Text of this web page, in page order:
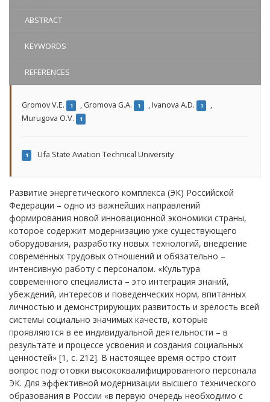
ABSTRACT
KEYWORDS
REFERENCES
Gromov V.E. 1 , Gromova G.A. 1 ,Ivanova A.D. 1
,
Murugova O.V.
1
1 Ufa State Aviation Technical University
Развитие энергетического комплекса (ЭК) Российской
Федерации – одно из важнейших направлений
формирования новой инновационной экономики страны,
которое содержит модернизацию уже существующего
оборудования, разработку новых технологий, внедрение
современных трудовых отношений и обязательно –
интенсивную работу с персоналом. «Культура
современного специалиста – это интеграция знаний,
убеждений, интересов и поведенческих норм, впитанных
личностью и демонстрирующих развитость и зрелость всей
системы социально значимых качеств, которые
проявляются в ее индивидуальной деятельности – в
результате и процессе усвоения и создания социальных
ценностей» [1, с. 212]. В настоящее время остро стоит
вопрос подготовки высококвалифицированного персонала
ЭК. Для эффективной модернизации высшего технического
образования в России «в первую очередь необходимо с